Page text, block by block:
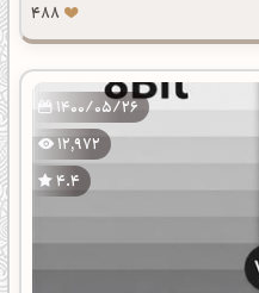
488
1400/05/26
12,972
4.4